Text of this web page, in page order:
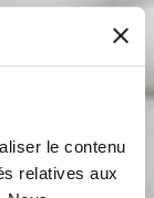
le contenu
relatives aux